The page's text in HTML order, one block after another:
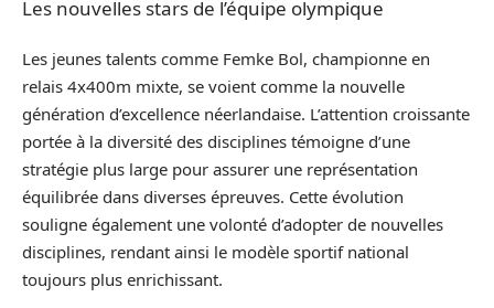
Les nouvelles stars de l’équipe olympique
Les jeunes talents comme Femke Bol, championne en
relais 4x400m mixte, se voient comme la nouvelle
génération d’excellence néerlandaise. L’attention croissante
portée à la diversité des disciplines témoigne d’une
stratégie plus large pour assurer une représentation
équilibrée dans diverses épreuves. Cette évolution
souligne également une volonté d’adopter de nouvelles
disciplines, rendant ainsi le modèle sportif national
toujours plus enrichissant.